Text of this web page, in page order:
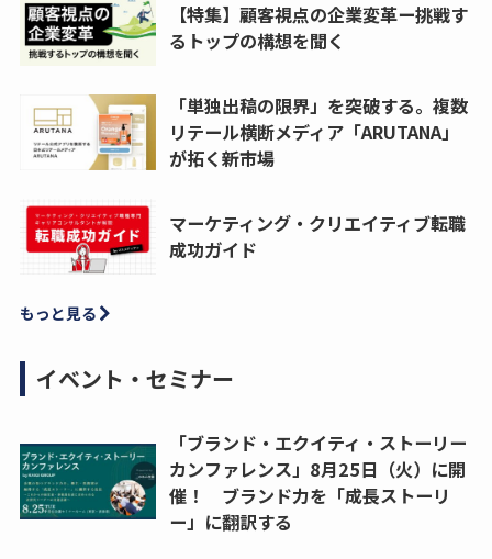
【特集】顧客視点の企業変革ー挑戦す
るトップの構想を聞く
「単独出稿の限界」を突破する。複数
リテール横断メディア「ARUTANA」
が拓く新市場
マーケティング・クリエイティブ転職
成功ガイド
もっと見る
イベント・セミナー
「ブランド・エクイティ・ストーリー
カンファレンス」8月25日（火）に開
催！ ブランド力を「成長ストーリ
ー」に翻訳する